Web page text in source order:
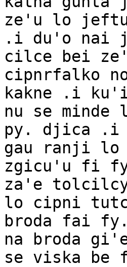
ze'u lo
.i du'o nai
cilce bei
cipnrfalko
kakne .i
nu se
py. djica .i
gau ranji
zgicu'u fi
za'e
lo cipni
broda fai
na broda
se viska